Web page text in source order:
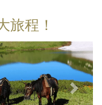
旅程！
下一個